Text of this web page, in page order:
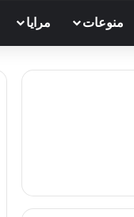
منوعات مرايا